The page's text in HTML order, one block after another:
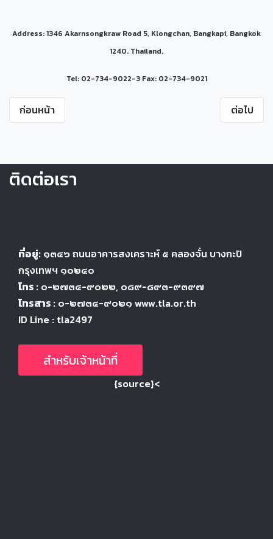
Address: 1346 Akarnsongkraw Road 5, Klongchan, Bangkapi, Bangkok
1240. Thailand.
Tel: 02-734-9022-3 Fax: 02-734-9021
ก่อนหน้า ต่อไป
ติดต่อเรา
ที่อยู่: ๑๓๔๖ ถนนอาคารสงเคราะห์ ๕ คลองจั่น บางกะปิ
กรุงเทพฯ ๑๐๒๔๐
โทร : ๐-๒๗๓๔-๙๐๒๒, ๐๘๙-๘๙๓-๙๓๙๗
โทรสาร : ๐-๒๗๓๔-๙๐๒๑ www.tla.or.th
ID Line : tla2497
สำหรับเจ้าหน้าที่
{source}<